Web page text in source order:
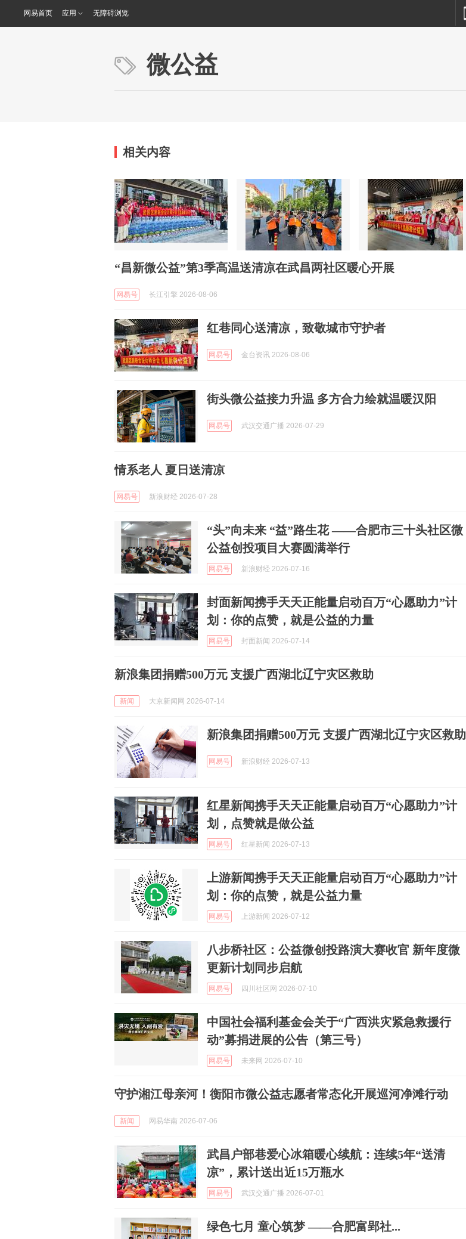
网易首页 应用 无障碍浏览
微公益
相关内容
“昌新微公益”第3季高温送清凉在武昌两社区暖心开展
网易号 长江引擎 2026-08-06
红巷同心送清凉，致敬城市守护者
网易号 金台资讯 2026-08-06
街头微公益接力升温 多方合力绘就温暖汉阳
网易号 武汉交通广播 2026-07-29
情系老人 夏日送清凉
网易号 新浪财经 2026-07-28
“头”向未来 “益”路生花 ——合肥市三十头社区微
公益创投项目大赛圆满举行
网易号 新浪财经 2026-07-16
封面新闻携手天天正能量启动百万“心愿助力”计
划：你的点赞，就是公益的力量
网易号 封面新闻 2026-07-14
新浪集团捐赠500万元 支援广西湖北辽宁灾区救助
新闻 大京新闻网 2026-07-14
新浪集团捐赠500万元 支援广西湖北辽宁灾区救助
网易号 新浪财经 2026-07-13
红星新闻携手天天正能量启动百万“心愿助力”计
划，点赞就是做公益
网易号 红星新闻 2026-07-13
上游新闻携手天天正能量启动百万“心愿助力”计
划：你的点赞，就是公益力量
网易号 上游新闻 2026-07-12
八步桥社区：公益微创投路演大赛收官 新年度微
更新计划同步启航
网易号 四川社区网 2026-07-10
中国社会福利基金会关于“广西洪灾紧急救援行
动”募捐进展的公告（第三号）
网易号 未来网 2026-07-10
守护湘江母亲河！衡阳市微公益志愿者常态化开展巡河净滩行动
新闻 网易华南 2026-07-06
武昌户部巷爱心冰箱暖心续航：连续5年“送清
凉”，累计送出近15万瓶水
网易号 武汉交通广播 2026-07-01
绿色七月 童心筑梦 ——合肥富郢社...